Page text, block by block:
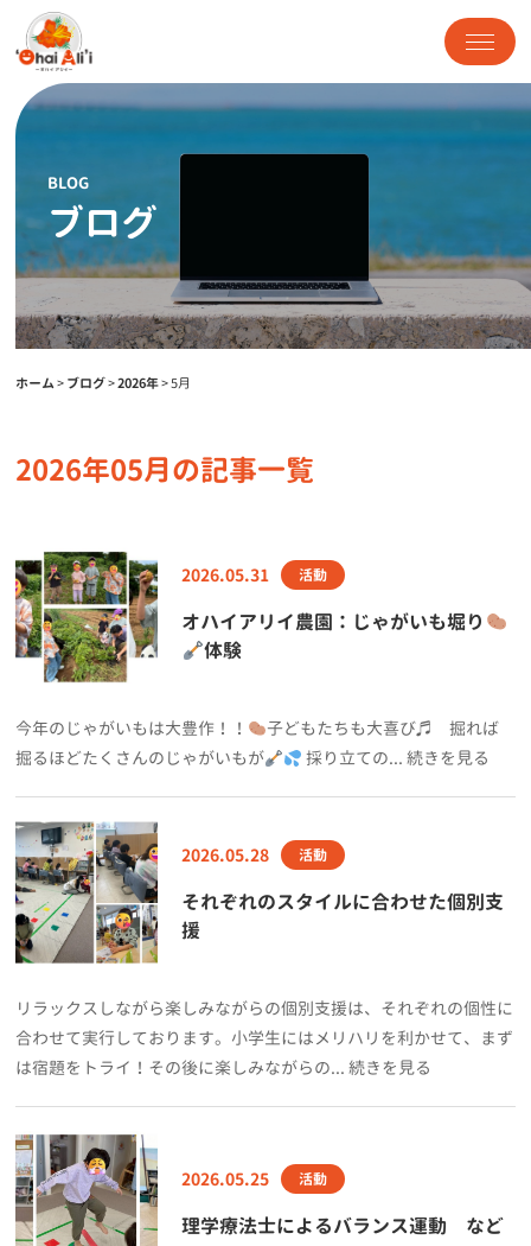
BLOG
ブログ
ホーム>ブログ>2026年>5月
2026年05月の記事一覧
2026.05.31 活動
オハイアリイ農園：じゃがいも堀り
体験
今年のじゃがいもは大豊作！！
子どもたちも大喜び♬ 掘れば
掘るほどたくさんのじゃがいもが
採り立ての... 続きを見る
2026.05.28 活動
それぞれのスタイルに合わせた個別支
援
リラックスしながら楽しみながらの個別支援は、それぞれの個性に
合わせて実行しております。小学生にはメリハリを利かせて、まず
は宿題をトライ！その後に楽しみながらの... 続きを見る
2026.05.25 活動
理学療法士によるバランス運動 など